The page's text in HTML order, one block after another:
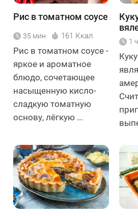
Рис в томатном соусе
35 мин 161 Ккал
Рис в томатном соусе -
яркое и ароматное
блюдо, сочетающее
насыщенную кисло-
сладкую томатную
основу, лёгкую ...
1